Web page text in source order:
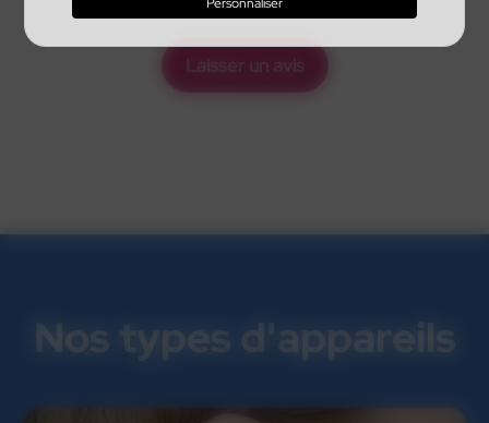
Laisser un avis
Nos types d'appareils